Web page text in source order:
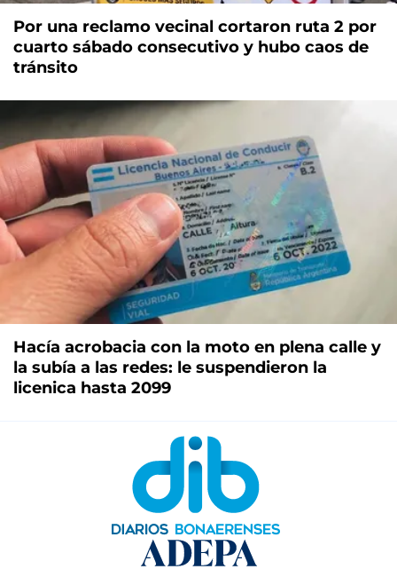
Por una reclamo vecinal cortaron ruta 2 por
cuarto sábado consecutivo y hubo caos de
tránsito
Hacía acrobacia con la moto en plena calle y
la subía a las redes: le suspendieron la
licenica hasta 2099